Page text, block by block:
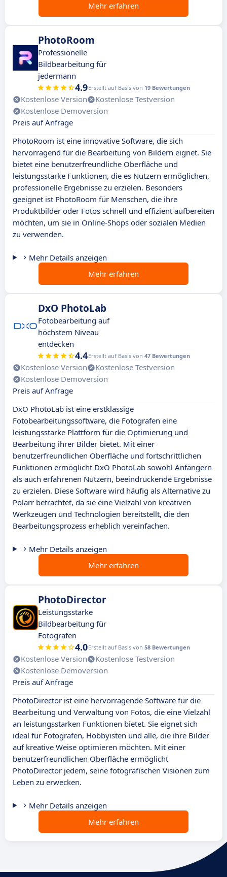
Mehr erfahren
PhotoRoom
Professionelle
Bildbearbeitung für
jedermann
4.9Erstellt auf Basis von 19 Bewertungen
Kostenlose Version
Kostenlose Testversion
Kostenlose Demoversion
Preis auf Anfrage
PhotoRoom ist eine innovative Software, die sich
hervorragend für die Bearbeitung von Bildern eignet. Sie
bietet eine benutzerfreundliche Oberfläche und
leistungsstarke Funktionen, die es Nutzern ermöglichen,
professionelle Ergebnisse zu erzielen. Besonders
geeignet ist PhotoRoom für Menschen, die ihre
Produktbilder oder Fotos schnell und effizient aufbereiten
möchten, um sie in Online-Shops oder sozialen Medien
zu verwenden.
Mehr Details anzeigen
Mehr erfahren
DxO PhotoLab
Fotobearbeitung auf
höchstem Niveau
entdecken
4.4Erstellt auf Basis von 47 Bewertungen
Kostenlose Version
Kostenlose Testversion
Kostenlose Demoversion
Preis auf Anfrage
DxO PhotoLab ist eine erstklassige
Fotobearbeitungssoftware, die Fotografen eine
leistungsstarke Plattform für die Optimierung und
Bearbeitung ihrer Bilder bietet. Mit einer
benutzerfreundlichen Oberfläche und fortschrittlichen
Funktionen ermöglicht DxO PhotoLab sowohl Anfängern
als auch erfahrenen Nutzern, beeindruckende Ergebnisse
zu erzielen. Diese Software wird häufig als Alternative zu
Polarr betrachtet, da sie eine Vielzahl von kreativen
Werkzeugen und Technologien bereitstellt, die den
Bearbeitungsprozess erheblich vereinfachen.
Mehr Details anzeigen
Mehr erfahren
PhotoDirector
Leistungsstarke
Bildbearbeitung für
Fotografen
4.0Erstellt auf Basis von 58 Bewertungen
Kostenlose Version
Kostenlose Testversion
Kostenlose Demoversion
Preis auf Anfrage
PhotoDirector ist eine hervorragende Software für die
Bearbeitung und Verwaltung von Fotos, die eine Vielzahl
an leistungsstarken Funktionen bietet. Sie eignet sich
ideal für Fotografen, Hobbyisten und alle, die ihre Bilder
auf kreative Weise optimieren möchten. Mit einer
benutzerfreundlichen Oberfläche ermöglicht
PhotoDirector jedem, seine fotografischen Visionen zum
Leben zu erwecken.
Mehr Details anzeigen
Mehr erfahren